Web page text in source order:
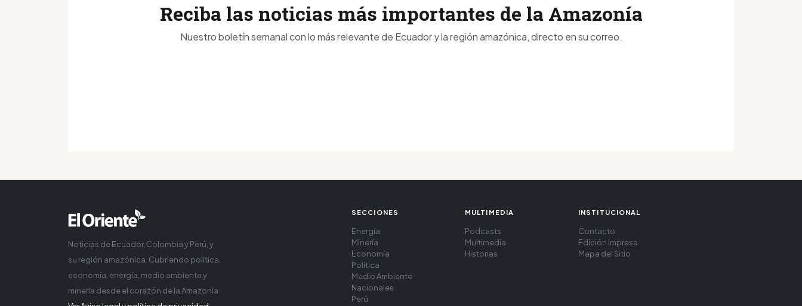
Reciba las noticias más importantes de la Amazonía
Nuestro boletín semanal con lo más relevante de Ecuador y la región amazónica, directo en su correo.
Noticias de Ecuador, Colombia y Perú, y
su región amazónica. Cubriendo política,
economía, energía, medio ambiente y
minería desde el corazón de la Amazonía
SECCIONES
Energía
Minería
Economía
Política
Medio Ambiente
Nacionales
Perú
MULTIMEDIA
Podcasts
Multimedia
Historias
INSTITUCIONAL
Contacto
Edición Impresa
Mapa del Sitio